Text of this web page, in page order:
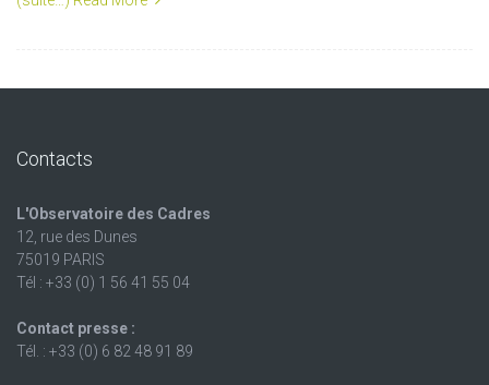
Contacts
L'Observatoire des Cadres
12, rue des Dunes
75019 PARIS
Tél : +33 (0) 1 56 41 55 04
Contact presse :
Tél. : +33 (0) 6 82 48 91 89